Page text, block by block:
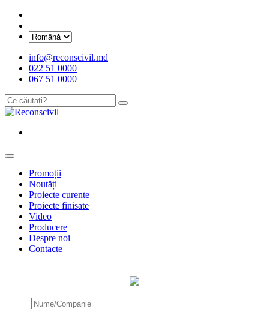
info@reconscivil.md
022 51 0000
067 51 0000
Promoții
Noutăți
Proiecte curente
Proiecte finisate
Video
Producere
Despre noi
Contacte